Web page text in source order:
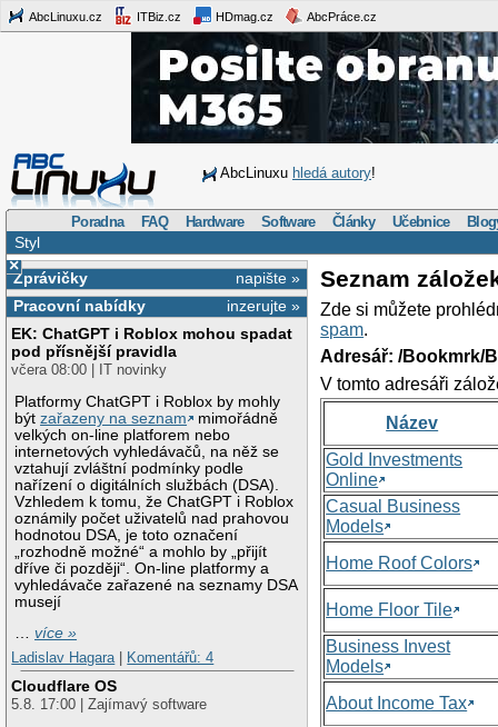
AbcLinuxu.cz ITBiz.cz HDmag.cz AbcPráce.cz
AbcLinuxu hledá autory!
Poradna FAQ Hardware Software Články Učebnice
Styl
×
napište »
Zprávičky
inzerujte »
Pracovní nabídky
EK: ChatGPT i Roblox mohou spadat
pod přísnější pravidla
včera 08:00 | IT novinky
Platformy ChatGPT i Roblox by mohly
býtzařazeny na seznam
mimořádně
velkých on-line platforem nebo
internetových vyhledávačů, na něž se
vztahují zvláštní podmínky podle
nařízení o digitálních službách (DSA).
Vzhledem k tomu, že ChatGPT i Roblox
oznámily počet uživatelů nad prahovou
hodnotou DSA, je toto označení
„rozhodně možné“ a mohlo by „přijít
dříve či později“. On-line platformy a
vyhledávače zařazené na seznamy DSA
musejí
…více »
Ladislav Hagara
Komentářů: 4
Cloudflare OS
5.8. 17:00 | Zajímavý software
Seznam
Zde si můžete
spam.
Adresář: /Bookmrk/
V tomto adresáři
Název
Gold Investments
Online
Casual Business
Models
Home Roof Colors
Home Floor Tile
Business Invest
Models
About Income Tax